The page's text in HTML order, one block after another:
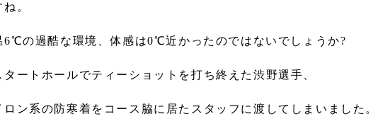
。
6℃の過酷な環境、体感は0℃近かったのではないでしょうか?
タートホールでティーショットを打ち終えた渋野選手、
ロン系の防寒着をコース脇に居たスタッフに渡してしまいました。